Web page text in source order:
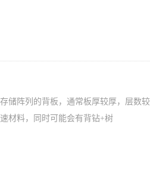
储阵列的背板，通常板厚较厚，层数
材料，同时可能会有背钻+树